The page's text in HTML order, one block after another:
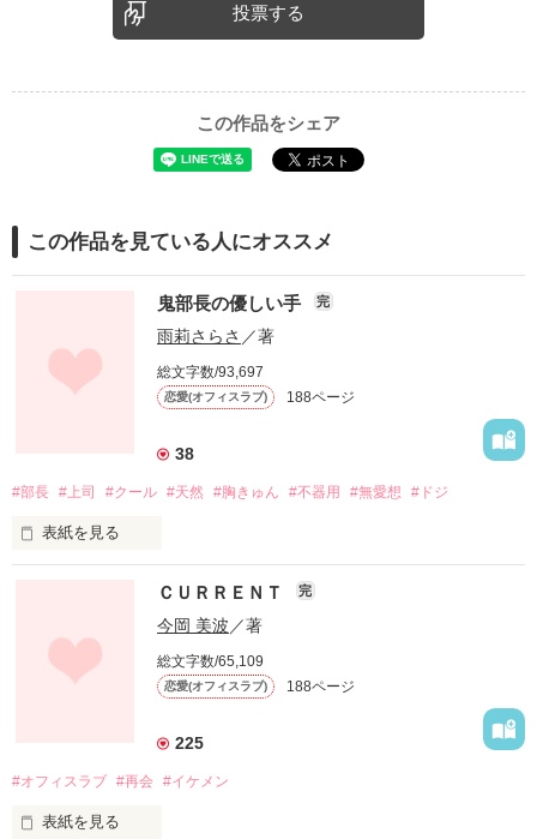
投票する
この作品をシェア
この作品を見ている人にオススメ
鬼部長の優しい手 完
雨莉さらさ ／著
総文字数/93,697
恋愛(オフィスラブ) 188ページ
38
#部長 #上司 #クール #天然 #胸きゅん #不器用 #無愛想 #ドジ
表紙を見る
七瀬、可愛い…」
社内一恐ろしいと言われる
そんなこと言われたら？
ＣＵＲＲＥＮＴ 完
今岡 美波 ／著
総文字数/65,109
恋愛(オフィスラブ) 188ページ
225
#オフィスラブ #再会 #イケメン
表紙を見る